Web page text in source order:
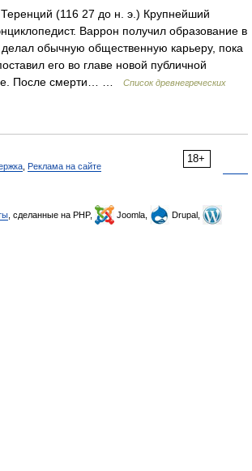
(116 27 до н. э.) Крупнейший
Варрон получил образование в
обычную общественную карьеру, пока
его во главе новой публичной
После смерти… …
Список древнегреческих
18+
Реклама на сайте
, сделанные на PHP, Joomla,
Drupal,